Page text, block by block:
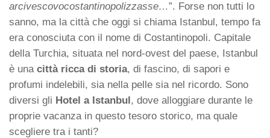
arcivescovocostantinopolizzasse…”. Forse non tutti lo
sanno, ma la città che oggi si chiama Istanbul, tempo fa
era conosciuta con il nome di Costantinopoli. Capitale
della Turchia, situata nel nord-ovest del paese, Istanbul
è unacittà ricca di storia, di fascino, di sapori e
profumi indelebili, sia nella pelle sia nel ricordo. Sono
diversi gli Hotel a Istanbul, dove alloggiare durante le
proprie vacanza in questo tesoro storico, ma quale
scegliere tra i tanti?